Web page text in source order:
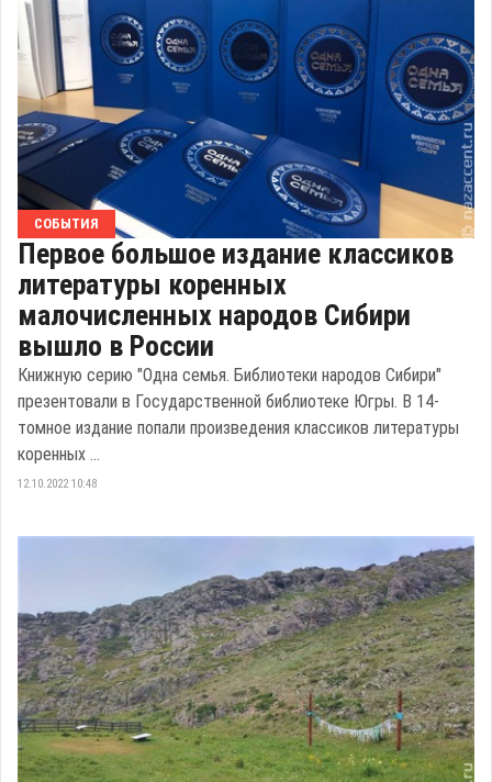
СОБЫТИЯ
Первое большое издание классиков
литературы коренных
малочисленных народов Сибири
вышло в России
Книжную серию "Одна семья. Библиотеки народов Сибири"
презентовали в Государственной библиотеке Югры. В 14-
томное издание попали произведения классиков литературы
коренных ...
12.10.2022 10:48